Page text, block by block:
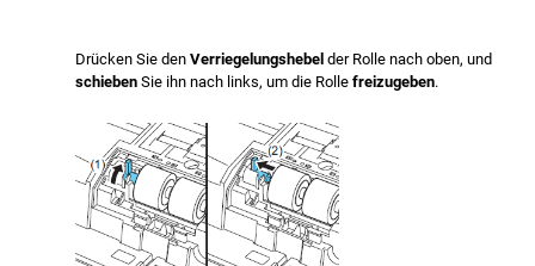
Drücken Sie denVerriegelungshebelder Rolle nach oben, und
schiebenSie ihn nach links, um die Rollefreizugeben.